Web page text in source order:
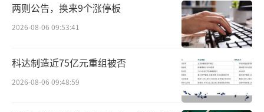
虽然已经成功上市，但做芯片依旧是一个
长周期高投入的过程，需要大量的研发和资本
支出，拆解黑芝麻招股书可以看到，目前公司
正处在商业化初期，依旧处在增收不增利的阶
段，未来还需要解决更多技术产品等方面的问
两则公告，换来9个涨停板
2026-08-06 09:53:41
科达制造近75亿元重组被否
2026-08-06 09:48:59